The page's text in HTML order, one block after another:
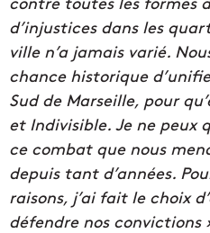
d’injustices dans les
ville n’a jamais varié.
chance historique
Sud de Marseille, pour
et Indivisible. Je ne peux
ce combat que nous
depuis tant d’années.
raisons, j’ai fait le choix
défendre nos convictions